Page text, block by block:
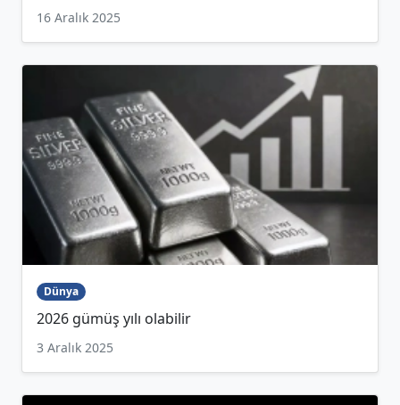
16 Aralık 2025
Dünya
2026 gümüş yılı olabilir
3 Aralık 2025